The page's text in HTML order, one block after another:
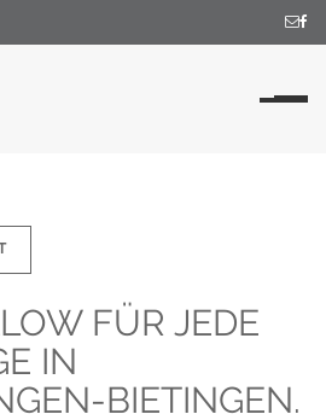
FÜR JEDE
IN
BIETINGEN.